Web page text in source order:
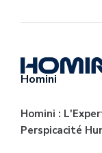
Homini
Homini :
Perspicacité